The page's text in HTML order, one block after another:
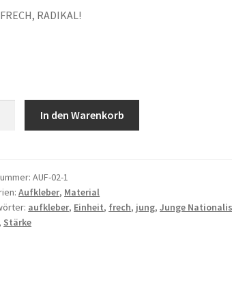
RADIKAL!
In den Warenkorb
AUF-02-1
Aufkleber, Material
aufkleber, Einheit, frech, jung,Junge
, Stärke